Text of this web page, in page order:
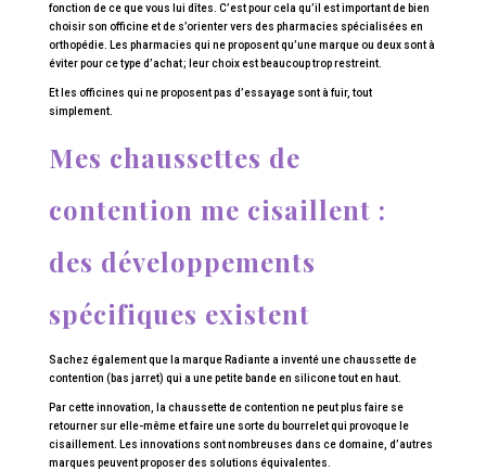
fonction de ce que vous lui dîtes. C’est pour cela qu’il est important de bien
choisir son officine et de s’orienter vers des pharmacies spécialisées en
orthopédie. Les pharmacies qui ne proposent qu’une marque ou deux sont à
éviter pour ce type d’achat ; leur choix est beaucoup trop restreint.
Et les officines qui ne proposent pas d’essayage sont à fuir, tout
simplement.
Mes chaussettes de
contention me cisaillent :
des développements
spécifiques existent
Sachez également que la marque Radiante a inventé une chaussette de
contention (bas jarret) qui a une petite bande en silicone tout en haut.
Par cette innovation, la chaussette de contention ne peut plus faire se
retourner sur elle-même et faire une sorte du bourrelet qui provoque le
cisaillement. Les innovations sont nombreuses dans ce domaine, d’autres
marques peuvent proposer des solutions équivalentes.